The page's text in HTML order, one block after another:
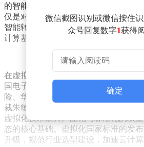
的智能化升级。此次云宏牵头启动的
仅是对国家《“十四五”数字经济发展
智能转型”号召的积极响应，更为行业
计算基础设施建设的权威指导。
在虚拟化国家标准金融行业协同工作
国电子技术标准化研究院、浦发银行
险、华为云等核心单位，共同见证了
裁朱敏健在会上深入阐述了标准制定
虚拟化技术兼具产品化与标准化的双
态的核心基础。虚拟化国家标准的发
升级，规范行业选型建设，加速云计
微信截图识别或微信按住
众号回复数字1获得
确定